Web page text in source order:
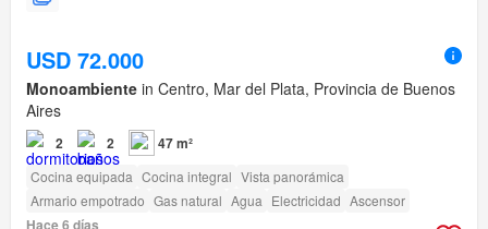
USD 72.000
Monoambiente in Centro, Mar del Plata, Provincia de Buenos
Aires
2 2 47 m²
Cocina equipada Cocina integral Vista panorámica
Armario empotrado Gas natural Agua Electricidad Ascensor
Hace 6 días